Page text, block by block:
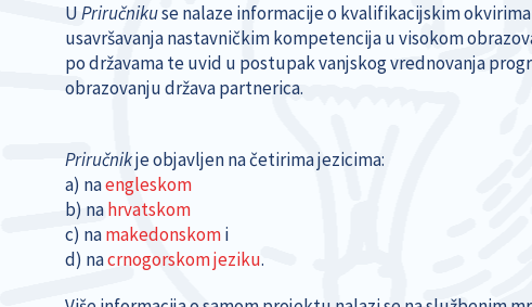
UPriručnikuse nalaze informacije o kvalifikacijskim
usavršavanja nastavničkim kompetencija u visokom
po državama te uvid u postupak vanjskog vrednovanja
obrazovanju država partnerica.
Priručnikje objavljen na četirima jezicima:
a) naengleskom
b) nahrvatskom
c) namakedonskomi
d) nacrnogorskom jeziku.